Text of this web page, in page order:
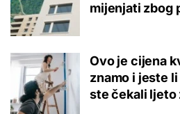
mijenjati zbog
Ovo je cijena
znamo i jeste
ste čekali ljeto